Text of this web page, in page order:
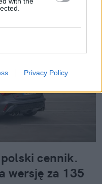
Privacy Policy
cennik.
wersję za 135